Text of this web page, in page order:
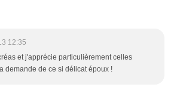
12:35
et j'apprécie particulièrement celles
demande de ce si délicat époux !